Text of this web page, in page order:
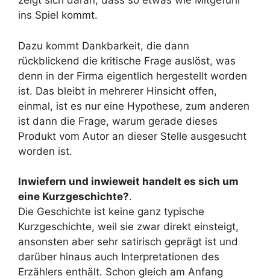
ins Spiel kommt.
Dazu kommt Dankbarkeit, die dann
rückblickend die kritische Frage auslöst, was
denn in der Firma eigentlich hergestellt worden
ist. Das bleibt in mehrerer Hinsicht offen,
einmal, ist es nur eine Hypothese, zum anderen
ist dann die Frage, warum gerade dieses
Produkt vom Autor an dieser Stelle ausgesucht
worden ist.
Inwiefern und inwieweit handelt es sich um
eine Kurzgeschichte?.
Die Geschichte ist keine ganz typische
Kurzgeschichte, weil sie zwar direkt einsteigt,
ansonsten aber sehr satirisch geprägt ist und
darüber hinaus auch Interpretationen des
Erzählers enthält. Schon gleich am Anfang